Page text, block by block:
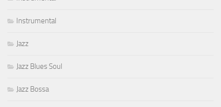
Instrumental
Jazz
Jazz Blues Soul
Jazz Bossa